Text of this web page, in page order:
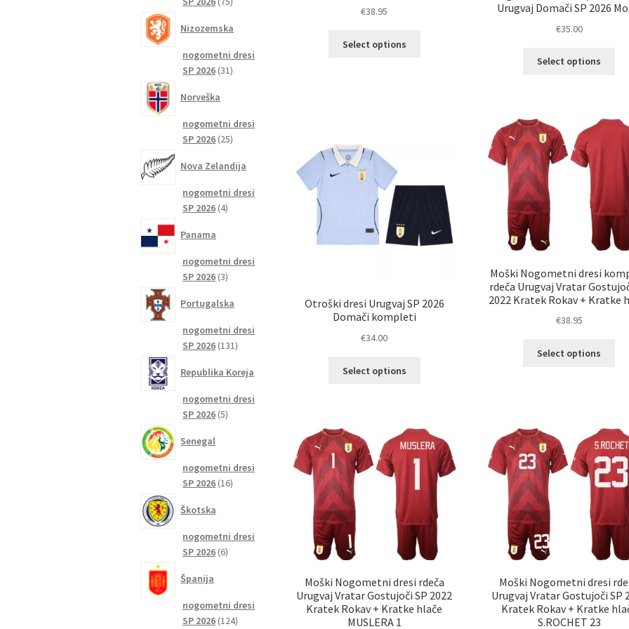
€38.95
Select options
izdelka
Urugvaj Domači SP 2026
€35.00
Select options
Otroški dresi Urugvaj SP 2026
Domači kompleti
€34.00
Select options
različic.
Možnosti
lahko
izberete
na
strani
izdelka
Moški Nogometni dresi
rdeča Urugvaj Vratar
2022 Kratek Rokav + Kratke
€38.95
Select options
na
Moški Nogometni dresi rdeča
Urugvaj Vratar Gostujoči SP 2022
Kratek Rokav + Kratke hlače
MUSLERA 1
Moški Nogometni dresi
Urugvaj Vratar Gostujoči SP
Kratek Rokav + Kratke
S.ROCHET 23
Nizozemska
nogometni dresi
SP 2026 3131
Norveška
nogometni dresi
SP 2026 2525
Nova Zelandija
nogometni dresi
SP 2026 44
Panama
nogometni dresi
SP 2026 33
Portugalska
nogometni dresi
SP 2026 131131
Republika Koreja
nogometni dresi
SP 2026 55
Senegal
nogometni dresi
SP 2026 1616
Škotska
nogometni dresi
SP 2026 66
Španija
nogometni dresi
SP 2026 124124